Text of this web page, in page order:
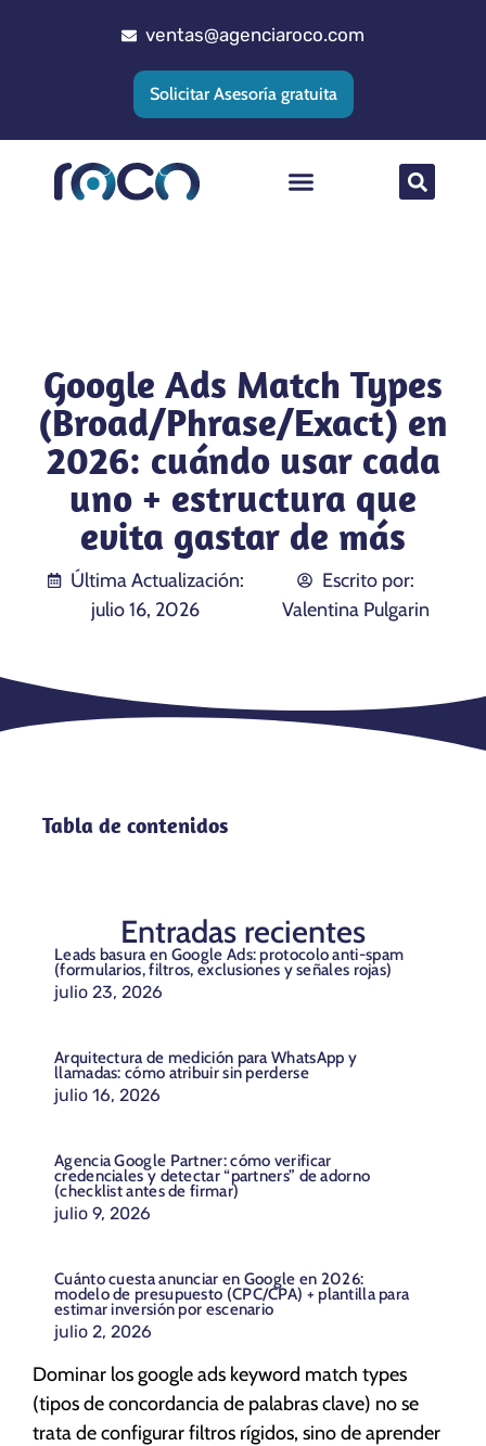
ventas@agenciaroco.com
Solicitar Asesoría gratuita
Google Ads Match Types
(Broad/Phrase/Exact) en
2026: cuándo usar cada
uno + estructura que
evita gastar de más
Última Actualización:
julio 16, 2026
Escrito por:
Valentina Pulgarin
Dominar los google ads keyword match types
(tipos de concordancia de palabras clave) no se
trata de configurar filtros rígidos, sino de aprender
Tabla de contenidos
Entradas recientes
Leads basura en Google Ads: protocolo anti-spam
(formularios, filtros, exclusiones y señales rojas)
julio 23, 2026
Arquitectura de medición para WhatsApp y
llamadas: cómo atribuir sin perderse
julio 16, 2026
Agencia Google Partner: cómo verificar
credenciales y detectar “partners” de adorno
(checklist antes de firmar)
julio 9, 2026
Cuánto cuesta anunciar en Google en 2026:
modelo de presupuesto (CPC/CPA) + plantilla para
estimar inversión por escenario
julio 2, 2026